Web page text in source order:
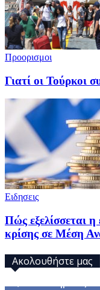
Προορισμοι
Γιατί οι Τούρκοι
Ειδησεις
Πώς εξελίσσεται η
κρίσης σε Μέση
Ακολουθήστε μας